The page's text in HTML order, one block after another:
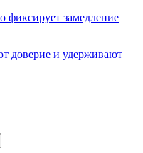
фиксирует замедление
доверие и удерживают